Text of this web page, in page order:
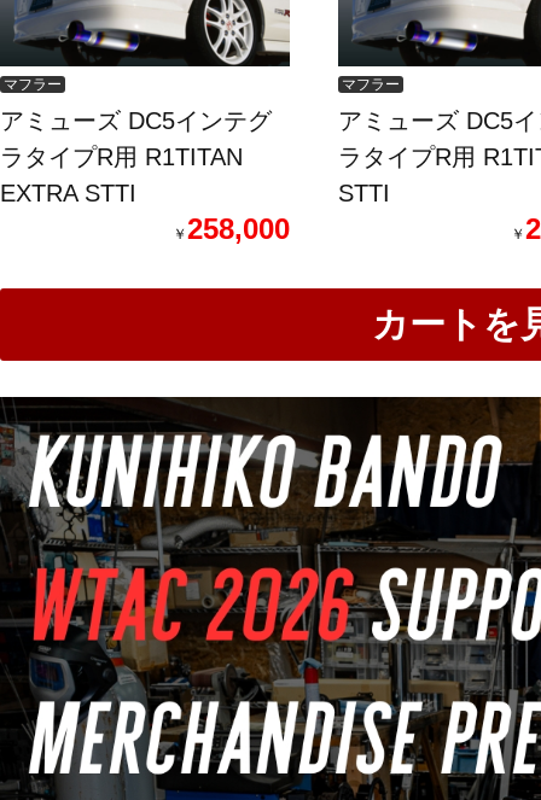
マフラー
アミューズ DC5インテグ
ラタイプR用 R1TITAN
EXTRA STTI
￥ 258,000
マフラー
アミューズ DC5
ラタイプR用
STTI
￥
カートを